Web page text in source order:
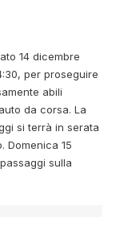
14 dicembre
per proseguire
abili
da corsa. La
si terrà in serata
Domenica 15
sulla